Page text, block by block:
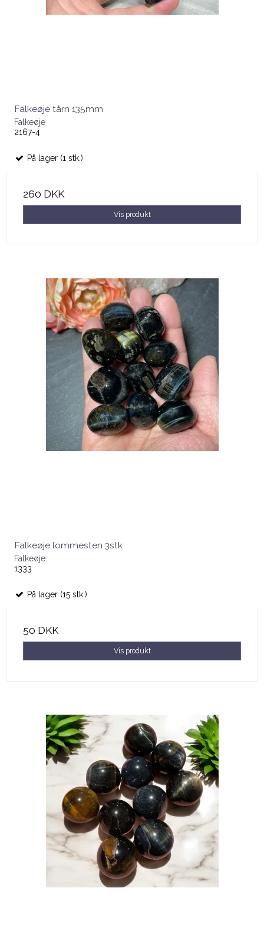
Falkeøje tårn 135mm
Falkeøje
2167-4
På lager (1 stk.)
260 DKK
Vis produkt
Falkeøje lommesten 3stk
Falkeøje
1333
På lager (15 stk.)
50 DKK
Vis produkt